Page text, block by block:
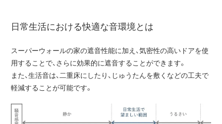
日常生活における快適な音環境とは
スーパーウォールの家の遮音性能に加え、気密性の高いドアを使
用することで、さらに効果的に遮音することができます。
また、生活音は、二重床にしたり、じゅうたんを敷くなどの工夫で
軽減することが可能です。